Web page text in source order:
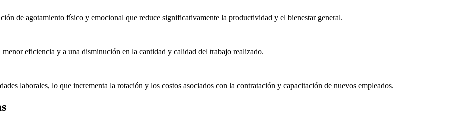
de agotamiento físico y emocional que reduce significativamente la productividad y el bienestar general.
eficiencia y a una disminución en la cantidad y calidad del trabajo realizado.
laborales, lo que incrementa la rotación y los costos asociados con la contratación y capacitación de nuevos empleados.